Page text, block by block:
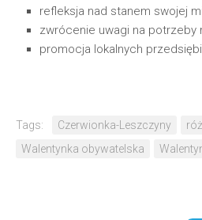
refleksja nad stanem swojej
zwrócenie uwagi na potrzeby
promocja lokalnych
Tags: Czerwionka-Leszczyny
Walentynka obywatelska